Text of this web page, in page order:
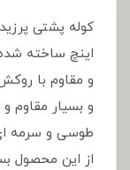
اینچ ساخته
و مقاوم با
و بسیار مقاوم
طوسی و سرمه
از این محصول